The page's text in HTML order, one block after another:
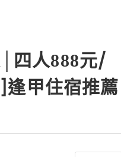
四人888元/
甲住宿推薦